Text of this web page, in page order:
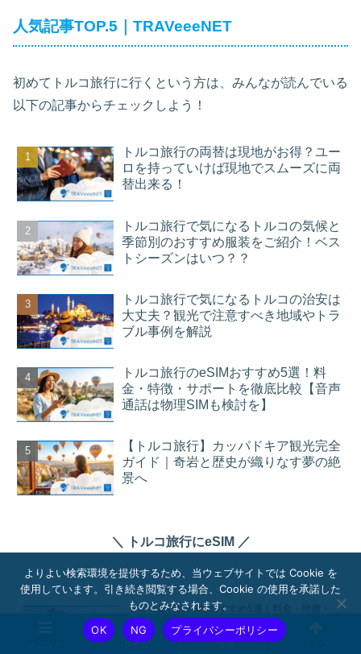
人気記事TOP.5｜TRAVeeeNET
初めてトルコ旅行に行くという方は、みんなが読んでいる
以下の記事からチェックしよう！
トルコ旅行の両替は現地がお得？ユー
ロを持っていけば現地でスムーズに両
替出来る！
トルコ旅行で気になるトルコの気候と
季節別のおすすめ服装をご紹介！ベス
トシーズンはいつ？？
トルコ旅行で気になるトルコの治安は
大丈夫？観光で注意すべき地域やトラ
ブル事例を解説
トルコ旅行のeSIMおすすめ5選！料
金・特徴・サポートを徹底比較【音声
通話は物理SIMも検討を】
【トルコ旅行】カッパドキア観光完全
ガイド｜奇岩と歴史が織りなす夢の絶
景へ
＼ トルコ旅行にeSIM ／
トルコ旅行のeSIMおすすめ5選！料金・特徴・
サポートを徹底比較【音声通話は物理SIMも検
討を】
ホーム 検索
よりよい検索環境を提供するため、当ウェブサイトでは Cookie を
使用しています。引き続き閲覧する場合、Cookie の使用を承諾した
ものとみなされます。
OK
NG プライバシーポリシー